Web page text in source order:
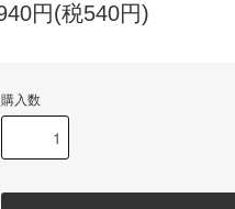
円(税540円)
購入数